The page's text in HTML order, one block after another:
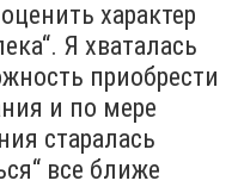
характер
Я хваталась
приобрести
и по мере
старалась
все ближе